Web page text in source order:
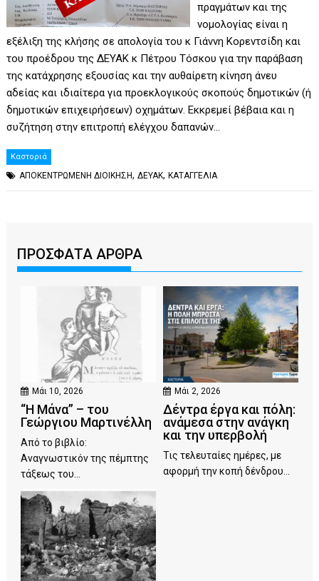
πραγμάτων και της
νομολογίας είναι η
εξέλιξη της κλήσης σε απολογία του κ Γιάννη Κορεντσίδη και
του προέδρου της ΔΕΥΑΚ κ Πέτρου Τόσκου για την παράβαση
της κατάχρησης εξουσίας και την αυθαίρετη κίνηση άνευ
αδείας και ιδιαίτερα για προεκλογικούς σκοπούς δημοτικών (ή
δημοτικών επιχειρήσεων) οχημάτων. Εκκρεμεί βέβαια και η
συζήτηση στην επιτροπή ελέγχου δαπανών…
Καστοριά
ΑΠΟΚΕΝΤΡΩΜΕΝΗ ΔΙΟΙΚΗΣΗ,ΔΕΥΑΚ,ΚΑΤΑΓΓΕΛΙΑ
ΠΡΟΣΦΑΤΑ ΑΡΘΡΑ
Μάι 10, 2026
“Η Μάνα” – του
Γεώργιου Μαρτινέλλη
Από το βιβλίο:
Αναγνωστικόν της πέμπτης
τάξεως του...
Μάι 2, 2026
Δέντρα έργα και πόλη:
ανάμεσα στην ανάγκη
και την υπερβολή
Τις τελευταίες ημέρες, με
αφορμή την κοπή δένδρου...